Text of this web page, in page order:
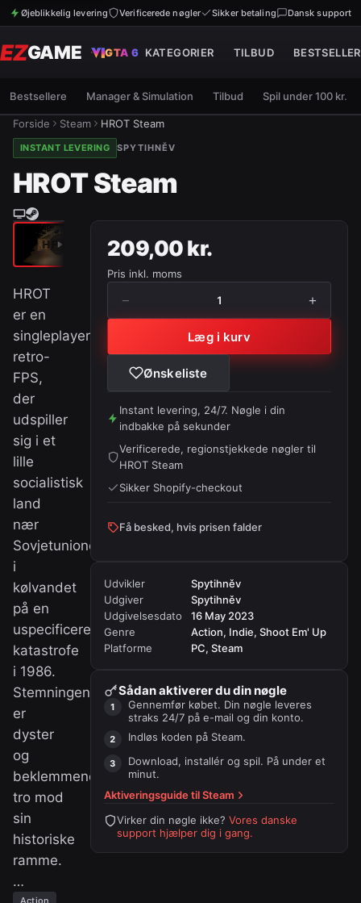
Øjeblikkelig levering Verificerede nøgler Sikker betaling Dansk support
EZGAME GTA 6 KATEGORIER TILBUD
Bestsellere Manager & Simulation Tilbud Spil under 100 kr.
Forside Steam HROT Steam
INSTANT LEVERING SPYTIHNĚV
HROT Steam
HROT
er en
singleplayer
retro-
FPS,
der
udspiller
sig i et
lille
socialistisk
land
nær
Sovjetunionen
i
kølvandet
på en
uspecificeret
katastrofe
i 1986.
Stemningen
er
dyster
og
beklemmende,
tro mod
sin
historiske
ramme.
…
Action
209,00 kr.
Pris inkl. moms
− 1 +
Læg i kurv
Ønskeliste
Instant levering, 24/7. Nøgle i din
indbakke på sekunder
Verificerede, regionstjekkede nøgler til
HROT Steam
Sikker Shopify-checkout
Få besked, hvis prisen falder
Udvikler
Spytihněv
Udgiver
Spytihněv
Udgivelsesdato
16 May 2023
Genre
Action, Indie, Shoot Em' Up
Platforme
PC, Steam
Sådan aktiverer du din nøgle
Gennemfør købet. Din nøgle leveres
straks 24/7 på e-mail og din konto.
Indløs koden på Steam.
Download, installér og spil. På under et
minut.
Aktiveringsguide tilSteam
Virker din nøgle ikke? Vores danske
support hjælper dig i gang.